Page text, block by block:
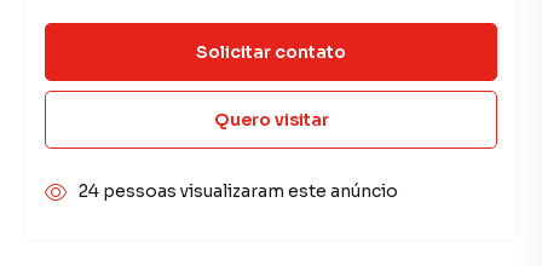
Solicitar contato
Quero visitar
24 pessoas visualizaram este anúncio